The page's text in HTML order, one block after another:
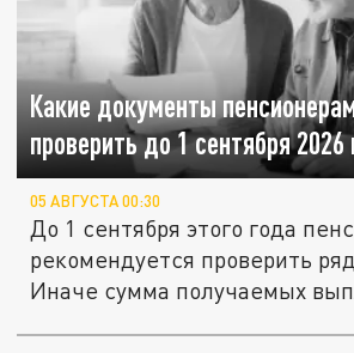
Какие документы
проверить до 1 сентября 2026
05 АВГУСТА 00:30
До 1 сентября этого года
рекомендуется проверить
Иначе сумма получаемых
"Меньше платить нельзя": В